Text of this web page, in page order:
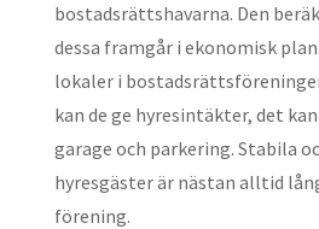
bostadsrättshavarna. Den
dessa framgår i ekonomisk
lokaler i
kan de ge hyresintäkter, det
garage och parkering. Stabila
hyresgäster är nästan alltid
förening.